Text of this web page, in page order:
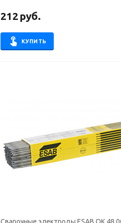
212 руб.
КУПИТЬ